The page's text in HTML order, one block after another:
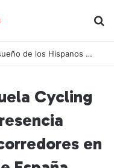
::Balonmano – Alemania frena el sueño de los Hispanos Juveniles, que lucharán ahora por el bronce europeo
Cycling
en